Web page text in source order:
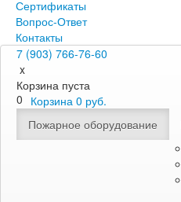
Сертификаты
Вопрос-Ответ
Контакты
7 (903) 766-76-60
x
Корзина пуста
0 Корзина 0 руб.
Пожарное оборудование